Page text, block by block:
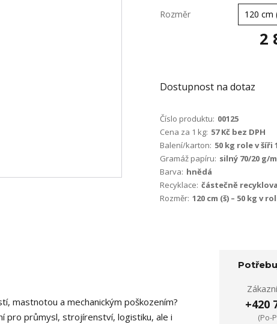
Rozměr
2
Dostupnost na dotaz
Číslo produktu: 00125
Cena za 1 kg: 57 Kč bez DPH
Balení/karton: 50 kg role v šíři
Gramáž papíru: silný 70/20 g/
Barva: hnědá
Recyklace: částečně
Rozměr: 120 cm (š) – 50 kg v
mastnotou a mechanickým poškozením?
pro průmysl, strojírenství, logistiku, ale i
+420
(Po-